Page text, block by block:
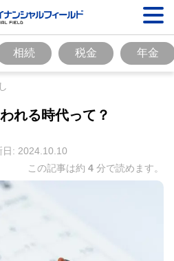
相続 税金 年金
れる時代って？
日: 2024.10.10
この記事は約 4 分で読めます。